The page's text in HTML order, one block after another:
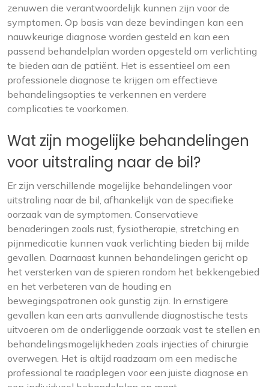
zenuwen die verantwoordelijk kunnen zijn voor de
symptomen. Op basis van deze bevindingen kan een
nauwkeurige diagnose worden gesteld en kan een
passend behandelplan worden opgesteld om verlichting
te bieden aan de patiënt. Het is essentieel om een ​​
professionele diagnose te krijgen om effectieve
behandelingsopties te verkennen en verdere
complicaties te voorkomen.
Wat zijn mogelijke behandelingen
voor uitstraling naar de bil?
Er zijn verschillende mogelijke behandelingen voor
uitstraling naar de bil, afhankelijk van de specifieke
oorzaak van de symptomen. Conservatieve
benaderingen zoals rust, fysiotherapie, stretching en
pijnmedicatie kunnen vaak verlichting bieden bij milde
gevallen. Daarnaast kunnen behandelingen gericht op
het versterken van de spieren rondom het bekkengebied
en het verbeteren van de houding en
bewegingspatronen ook gunstig zijn. In ernstigere
gevallen kan een arts aanvullende diagnostische tests
uitvoeren om de onderliggende oorzaak vast te stellen en
behandelingsmogelijkheden zoals injecties of chirurgie
overwegen. Het is altijd raadzaam om een medische
professional te raadplegen voor een juiste diagnose en